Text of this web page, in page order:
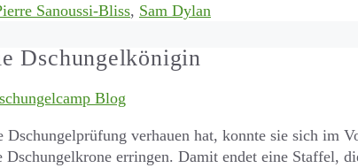
Sanoussi-Bliss, Sam Dylan
Dschungelkönigin
Blog
verhauen hat, konnte sie sich im
Dschungelkrone erringen. Damit endet eine Staffel,